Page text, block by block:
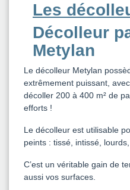
Les
Décolleur
Metylan
Le décolleur Metylan
extrêmement puissant,
décoller 200 à 400 m² de
efforts !
Le décolleur est utilisable
peints : tissé, intissé,
C’est un véritable gain de
aussi vos surfaces.